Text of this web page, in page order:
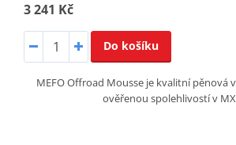
3 241 Kč
Do košíku
MEFO Offroad Mousse je kvalitní pěnová
ověřenou spolehlivostí v